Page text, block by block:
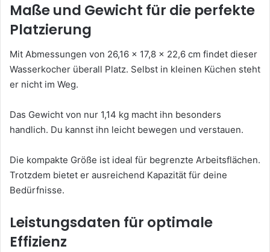
Maße und Gewicht für die perfekte
Platzierung
Mit Abmessungen von 26,16 x 17,8 x 22,6 cm findet dieser
Wasserkocher überall Platz. Selbst in kleinen Küchen steht
er nicht im Weg.
Das Gewicht von nur 1,14 kg macht ihn besonders
handlich. Du kannst ihn leicht bewegen und verstauen.
Die kompakte Größe ist ideal für begrenzte Arbeitsflächen.
Trotzdem bietet er ausreichend Kapazität für deine
Bedürfnisse.
Leistungsdaten für optimale
Effizienz